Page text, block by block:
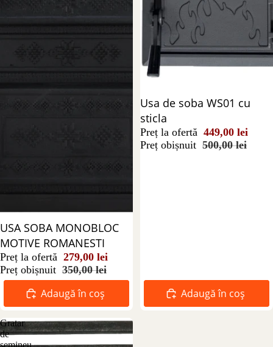
Reducere 20%
USA SOBA MONOBLOC
MOTIVE ROMANESTI
Preț la ofertă 279,00 lei
Preț obișnuit 350,00 lei
Adaugă în coș
Reducere 10%
Usa de soba WS01 cu
sticla
Preț la ofertă 449,00 lei
Preț obișnuit 500,00 lei
Adaugă în coș
Gratar
de